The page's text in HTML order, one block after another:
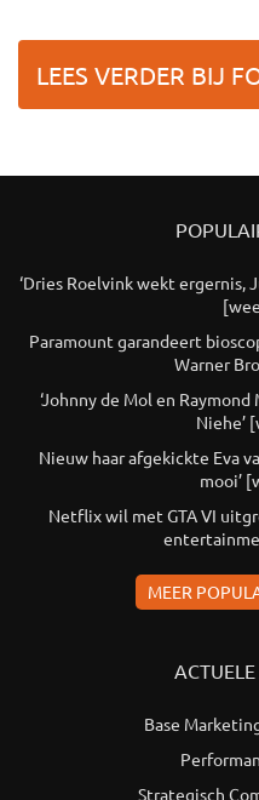
LEES VERDER BIJ
‘Dries Roelvink wekt ergernis,
Paramount garandeert
Warner
‘Johnny de Mol en
Niehe’
Nieuw haar afgekickte Eva
mooi’
Netflix wil met GTA VI
MEER
Base
Strategisch